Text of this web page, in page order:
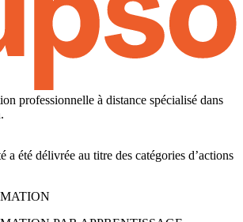
professionnelle à distance spécialisé dans
a été délivrée au titre des catégories d’actions